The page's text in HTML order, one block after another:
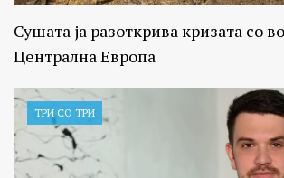
Сушата ја разоткрива кризата со
Централна Европа
ТРИ СО ТРИ